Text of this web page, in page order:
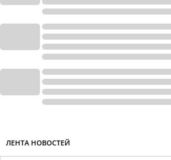
ЛЕНТА НОВОСТЕЙ